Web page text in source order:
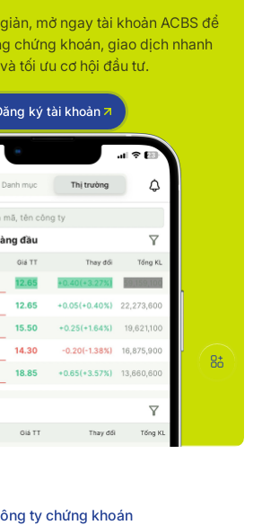
mở ngay tài khoản ACBS để
chứng khoán, giao dịch nhanh
tối ưu cơ hội đầu tư.
ký tài khoản
ty chứng khoán